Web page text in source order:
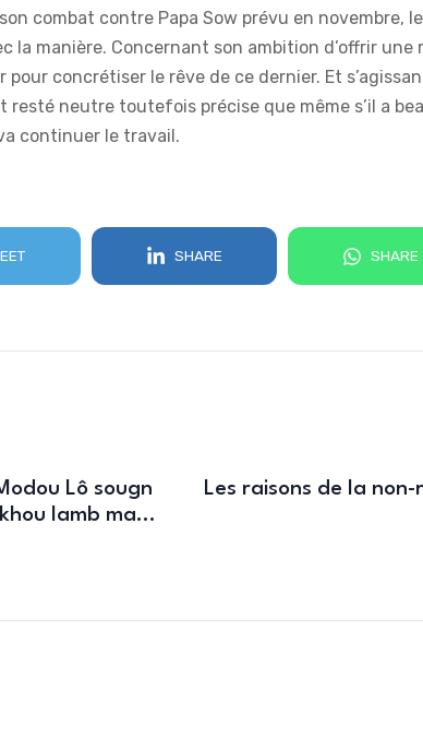
combat contre Papa Sow prévu en novembre,
la manière. Concernant son ambition d’offrir une
concrétiser le rêve de ce dernier. Et
resté neutre toutefois précise que même s’il a
continuer le travail.
SHARE SHARE
Lô sougn
lamb ma…
Les raisons de la